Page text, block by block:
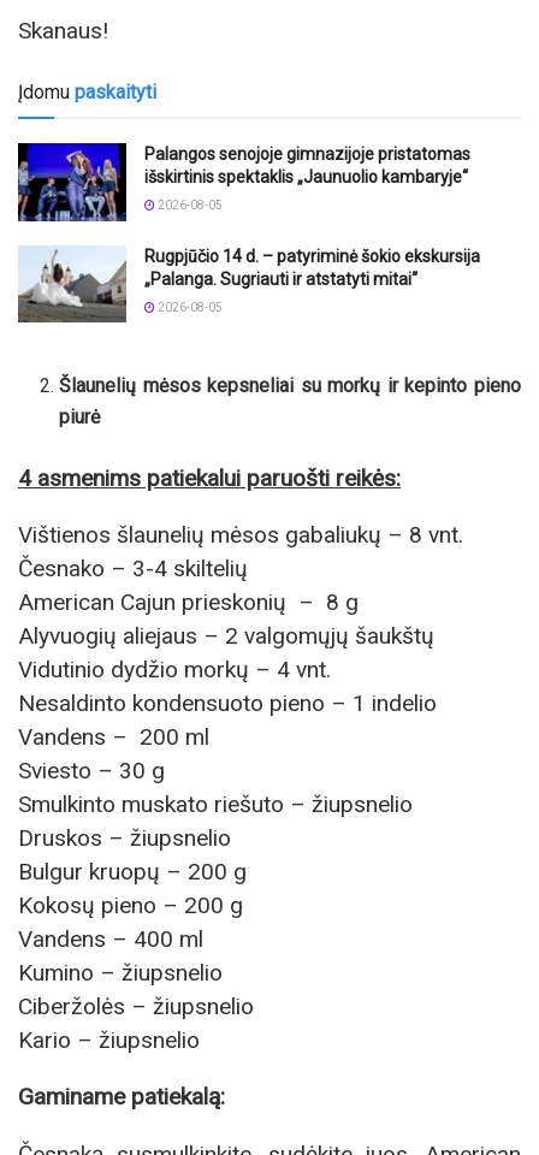
Skanaus!
Įdomu paskaityti
Palangos senojoje gimnazijoje pristatomas
išskirtinis spektaklis „Jaunuolio kambaryje“
2026-08-05
Rugpjūčio 14 d. – patyriminė šokio ekskursija
„Palanga. Sugriauti ir atstatyti mitai“
2026-08-05
Šlaunelių mėsos kepsneliai su morkų ir kepinto pieno
piurė
4 asmenims patiekalui paruošti reikės:
Vištienos šlaunelių mėsos gabaliukų – 8 vnt.
Česnako – 3-4 skiltelių
American Cajun prieskonių – 8 g
Alyvuogių aliejaus – 2 valgomųjų šaukštų
Vidutinio dydžio morkų – 4 vnt.
Nesaldinto kondensuoto pieno – 1 indelio
Vandens – 200 ml
Sviesto – 30 g
Smulkinto muskato riešuto – žiupsnelio
Druskos – žiupsnelio
Bulgur kruopų – 200 g
Kokosų pieno – 200 g
Vandens – 400 ml
Kumino – žiupsnelio
Ciberžolės – žiupsnelio
Kario – žiupsnelio
Gaminame patiekalą: